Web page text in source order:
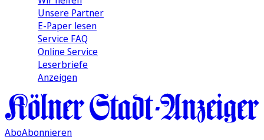
Unsere Partner
E-Paper lesen
Service FAQ
Online Service
Leserbriefe
Anzeigen
AboAbonnieren